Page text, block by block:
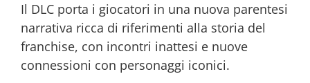
Il DLC porta i giocatori in una nuova parentesi
narrativa ricca di riferimenti alla storia del
franchise, con incontri inattesi e nuove
connessioni con personaggi iconici.